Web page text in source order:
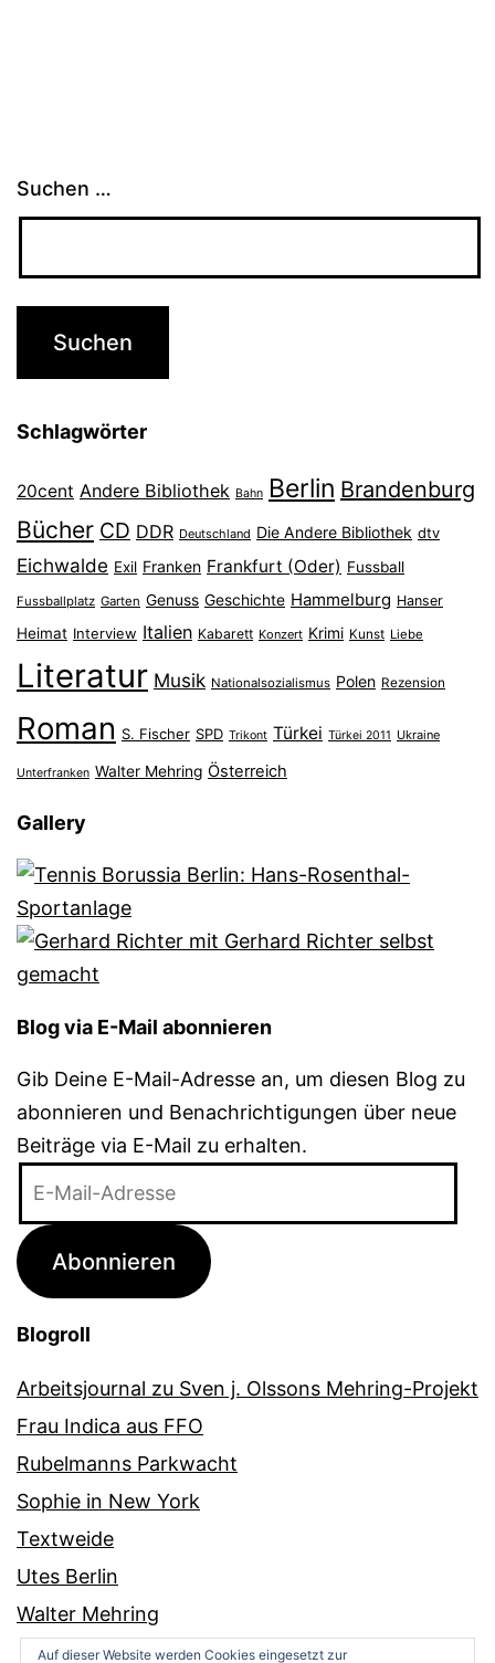
Suchen …
Schlagwörter
20cent Andere Bibliothek Bahn Berlin Brandenburg
Bücher CD DDR Deutschland Die Andere Bibliothek dtv
Eichwalde Exil Franken Frankfurt (Oder) Fussball
Fussballplatz Garten Genuss Geschichte Hammelburg Hanser
Heimat Interview Italien Kabarett Konzert Krimi Kunst Liebe
Literatur Musik Nationalsozialismus Polen Rezension
Roman S. Fischer SPD Trikont Türkei Türkei 2011 Ukraine
Unterfranken Walter Mehring Österreich
Gallery
Blog via E-Mail abonnieren
Gib Deine E-Mail-Adresse an, um diesen Blog zu
abonnieren und Benachrichtigungen über neue
Beiträge via E-Mail zu erhalten.
Adresse
Abonnieren
Blogroll
Arbeitsjournal zu Sven j. Olssons Mehring-Projekt
Frau Indica aus FFO
Rubelmanns Parkwacht
Sophie in New York
Textweide
Utes Berlin
Walter Mehring
Auf dieser Website werden Cookies eingesetzt zur